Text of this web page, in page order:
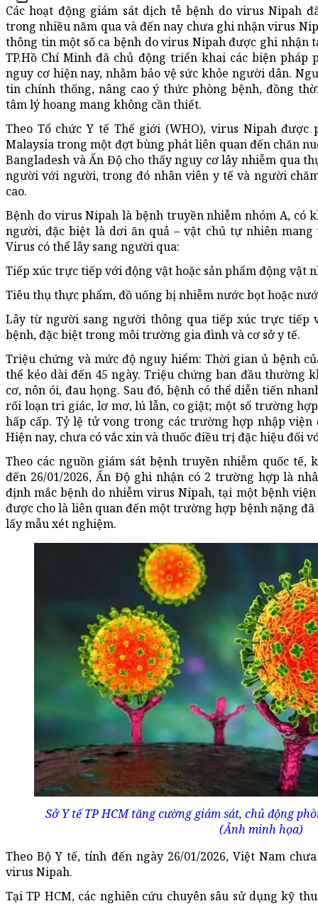
Các hoạt động giám sát dịch tễ bệnh do virus Nipah
trong nhiều năm qua và đến nay chưa ghi nhận virus
thông tin một số ca bệnh do virus Nipah được ghi nhận
TP.Hồ Chí Minh đã chủ động triển khai các biện pháp
nguy cơ hiện nay, nhằm bảo vệ sức khỏe người dân.
tin chính thống, nâng cao ý thức phòng bệnh, đồng
tâm lý hoang mang không cần thiết.
Theo Tổ chức Y tế Thế giới (WHO), virus Nipah được
Malaysia trong một đợt bùng phát liên quan đến chăn
Bangladesh và Ấn Độ cho thấy nguy cơ lây nhiễm qua
người với người, trong đó nhân viên y tế và người
cao.
Bệnh do virus Nipah là bệnh truyền nhiễm nhóm A, có
người, đặc biệt là dơi ăn quả – vật chủ tự nhiên
Virus có thể lây sang người qua:
Tiếp xúc trực tiếp với động vật hoặc sản phẩm động vật
Tiêu thụ thực phẩm, đồ uống bị nhiễm nước bọt hoặc
Lây từ người sang người thông qua tiếp xúc trực tiếp
bệnh, đặc biệt trong môi trường gia đình và cơ sở y tế.
Triệu chứng và mức độ nguy hiểm: Thời gian ủ bệnh
thể kéo dài đến 45 ngày. Triệu chứng ban đầu thường
cơ, nôn ói, đau họng. Sau đó, bệnh có thể diễn tiến
rối loạn tri giác, lơ mơ, lú lẫn, co giật; một số trường
hấp cấp. Tỷ lệ tử vong trong các trường hợp nhập viện
Hiện nay, chưa có vắc xin và thuốc điều trị đặc hiệu đối
Theo các nguồn giám sát bệnh truyền nhiễm quốc tế,
đến 26/01/2026, Ấn Độ ghi nhận có 2 trường hợp là
định mắc bệnh do nhiễm virus Nipah, tại một bệnh
được cho là liên quan đến một trường hợp bệnh nặng
lấy mẫu xét nghiệm.
Sở Y tế TP HCM tăng cường giám sát, chủ động
(Ảnh minh họa)
Theo Bộ Y tế, tính đến ngày 26/01/2026, Việt Nam
virus Nipah.
Tại TP HCM, các nghiên cứu chuyên sâu sử dụng kỹ